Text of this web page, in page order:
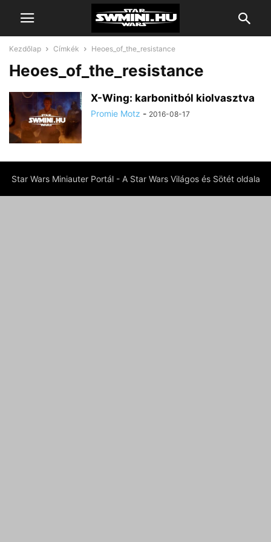
Kezdőlap Címkék Heoes_of_the_resistance
Heoes_of_the_resistance
X-Wing: karbonitból kiolvasztva
Promie Motz - 2016-08-17
Star Wars Miniauter Portál - A Star Wars Világos és Sötét oldala